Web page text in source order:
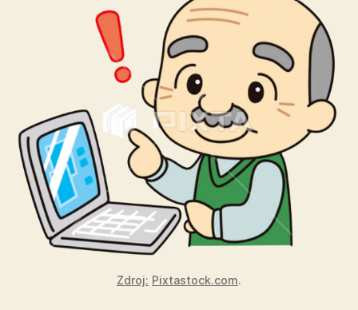
Zdroj: Pixtastock.com.